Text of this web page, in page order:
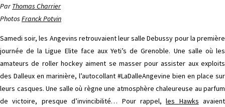
Par Thomas Charrier
Photos Franck Potvin
Samedi soir, les Angevins retrouvaient leur salle Debussy pour la première
journée de la Ligue Elite face aux Yeti’s de Grenoble. Une salle où les
amateurs de roller hockey aiment se masser pour assister aux exploits
des Dalleux en marinière, l’autocollant #LaDalleAngevine bien en place sur
leurs casques. Une salle où règne une atmosphère chaleureuse au parfum
de victoire, presque d’invincibilité… Pour rappel,les Hawks avaient